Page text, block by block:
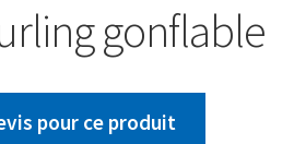
gonflable
pour ce produit